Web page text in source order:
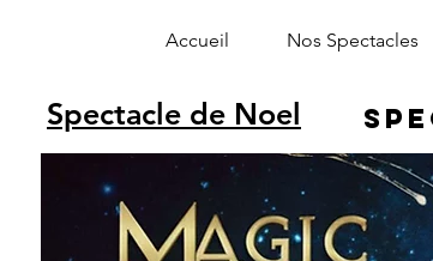
Accueil Nos Spectacles
Spectacle de Noel
Alphonse le